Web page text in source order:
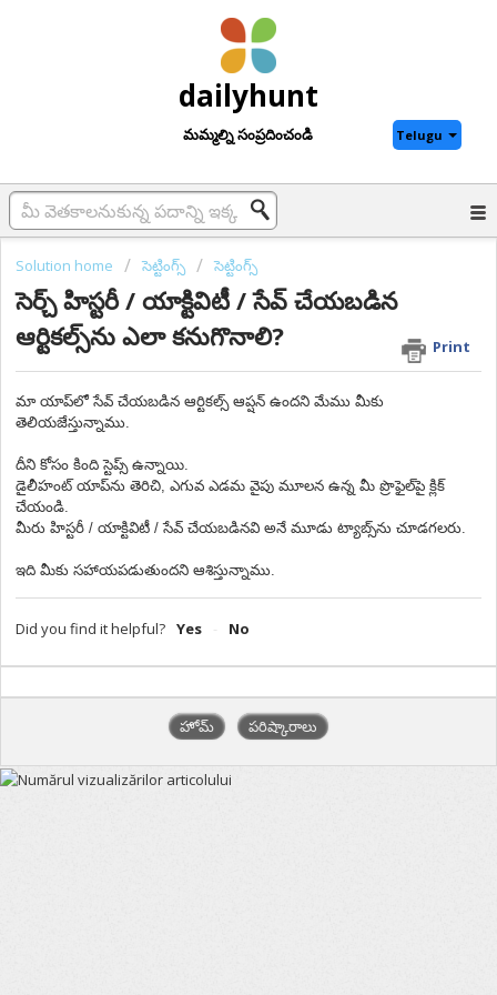
dailyhunt
మమ్మల్ని సంప్రదించండి Telugu
Solution home సెట్టింగ్స్ సెట్టింగ్స్
సెర్చ్ హిస్టరీ / యాక్టివిటీ / సేవ్ చేయబడిన
ఆర్టికల్స్‌ను ఎలా కనుగొనాలి?
Print
మా యాప్‌లో సేవ్ చేయబడిన ఆర్టికల్స్ ఆప్షన్ ఉందని మేము మీకు
తెలియజేస్తున్నాము.
దీని కోసం కింది స్టెప్స్ ఉన్నాయి.
డైలీహంట్ యాప్‌ను తెరిచి, ఎగువ ఎడమ వైపు మూలన ఉన్న మీ ప్రొఫైల్‌పై క్లిక్
చేయండి.
మీరు హిస్టరీ / యాక్టివిటీ / సేవ్ చేయబడినవి అనే మూడు ట్యాబ్స్‌ను చూడగలరు.
ఇది మీకు సహాయపడుతుందని ఆశిస్తున్నాము.
Did you find it helpful? Yes No
హోమ్ పరిష్కారాలు